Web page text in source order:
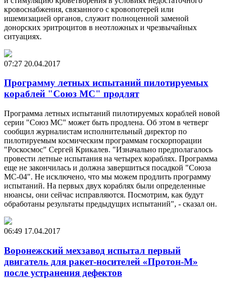
кровоснабжения, связанного с кровопотерей или
ишемизацией органов, служит полноценной заменой
донорских эритроцитов в неотложных и чрезвычайных
ситуациях.
07:27 20.04.2017
Программу летных испытаний пилотируемых
кораблей "Союз МС" продлят
Программа летных испытаний пилотируемых кораблей новой
серии "Союз МС" может быть продлена. Об этом в четверг
сообщил журналистам исполнительный директор по
пилотируемым космическим программам госкорпорации
"Роскосмос" Сергей Крикалев. "Изначально предполагалось
провести летные испытания на четырех кораблях. Программа
еще не закончилась и должна завершиться посадкой "Союза
МС-04". Не исключено, что мы можем продлить программу
испытаний. На первых двух кораблях были определенные
нюансы, они сейчас исправляются. Посмотрим, как будут
обработаны результаты предыдущих испытаний", - сказал он.
06:49 17.04.2017
Воронежский мехзавод испытал первый
двигатель для ракет-носителей «Протон-М»
после устранения дефектов